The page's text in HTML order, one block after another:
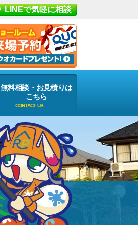
LINEで気軽に相談
無料相談・お見積りは
こちら